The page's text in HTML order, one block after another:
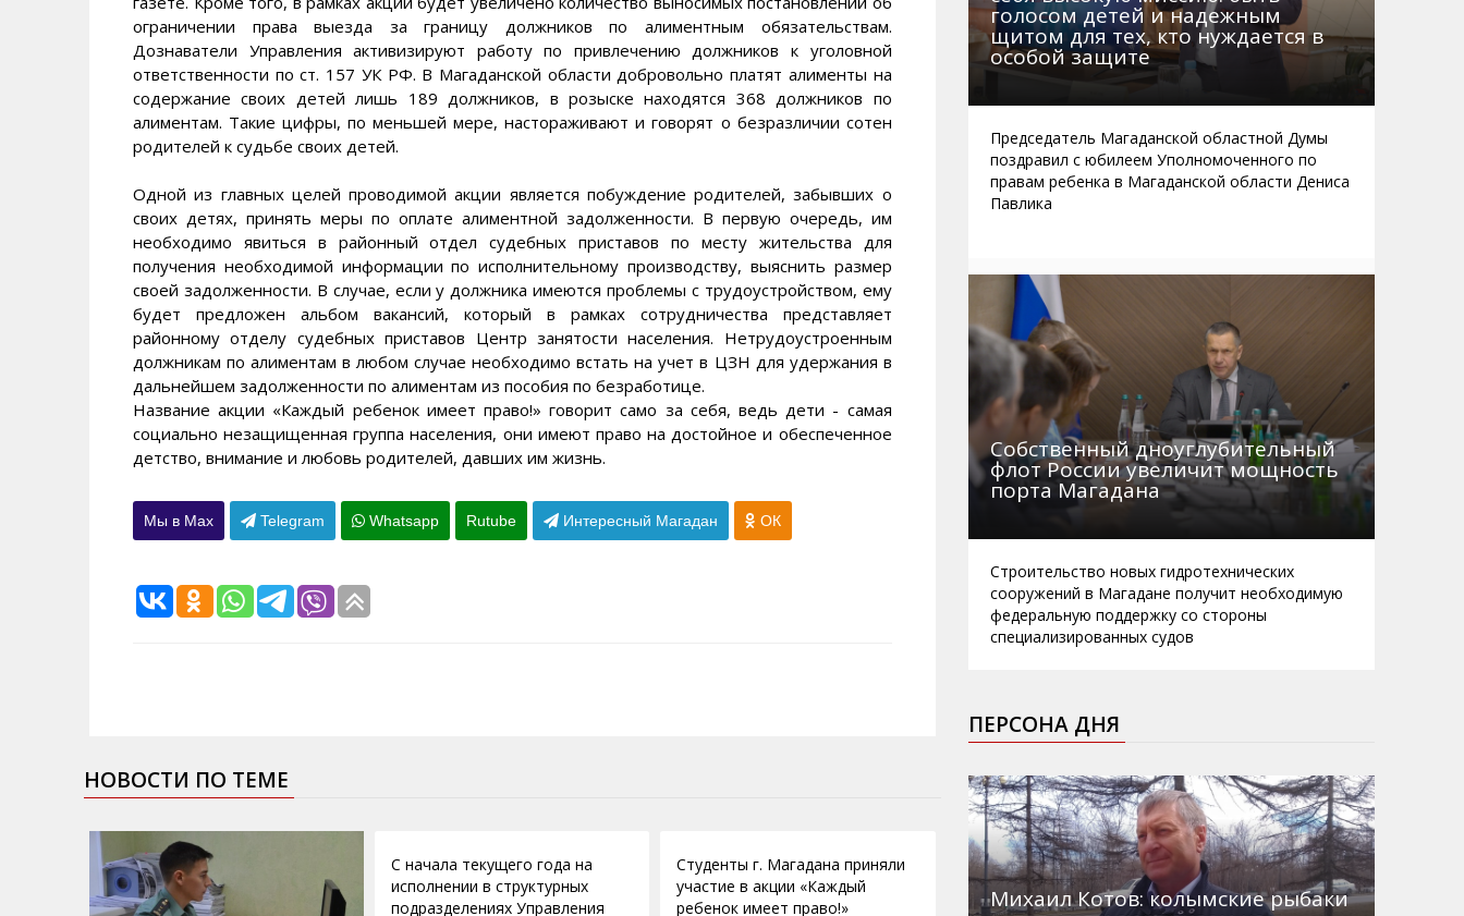
ограничении права выезда за границу должников по алиментным обязательствам.
Дознаватели Управления активизируют работу по привлечению должников к уголовной
ответственности по ст. 157 УК РФ. В Магаданской области добровольно платят алименты на
содержание своих детей лишь 189 должников, в розыске находятся 368 должников по
алиментам. Такие цифры, по меньшей мере, настораживают и говорят о безразличии сотен
родителей к судьбе своих детей.
Одной из главных целей проводимой акции является побуждение родителей, забывших о
своих детях, принять меры по оплате алиментной задолженности. В первую очередь, им
необходимо явиться в районный отдел судебных приставов по месту жительства для
получения необходимой информации по исполнительному производству, выяснить размер
своей задолженности. В случае, если у должника имеются проблемы с трудоустройством, ему
будет предложен альбом вакансий, который в рамках сотрудничества представляет
районному отделу судебных приставов Центр занятости населения. Нетрудоустроенным
должникам по алиментам в любом случае необходимо встать на учет в ЦЗН для удержания в
дальнейшем задолженности по алиментам из пособия по безработице.
Название акции «Каждый ребенок имеет право!» говорит само за себя, ведь дети - самая
социально незащищенная группа населения, они имеют право на достойное и обеспеченное
детство, внимание и любовь родителей, давших им жизнь.
Мы в Max Telegram Whatsapp Rutube Интересный Магадан ОК
НОВОСТИ ПО ТЕМЕ
С начала текущего года на
исполнении в структурных
подразделениях Управления
Студенты г. Магадана приняли
участие в акции «Каждый
ребенок имеет право!»
голосом детей и надежным
щитом для тех, кто нуждается в
особой защите
Председатель Магаданской областной Думы
поздравил с юбилеем Уполномоченного по
правам ребенка в Магаданской области Дениса
Павлика
Собственный дноуглубительный
флот России увеличит мощность
порта Магадана
Строительство новых гидротехнических
сооружений в Магадане получит необходимую
федеральную поддержку со стороны
специализированных судов
ПЕРСОНА ДНЯ
Михаил Котов: колымские рыбаки